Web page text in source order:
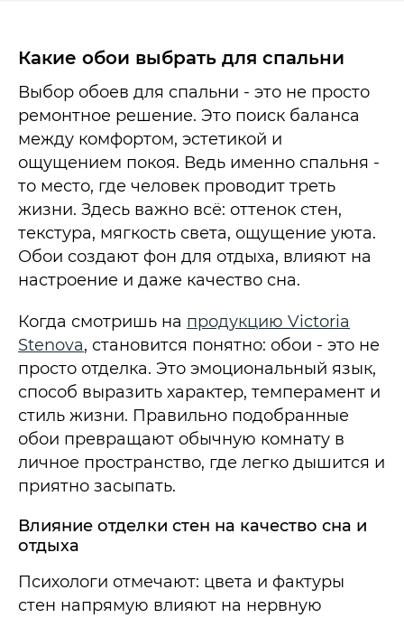
Какие обои выбрать для спальни
Выбор обоев для спальни - это не просто
ремонтное решение. Это поиск баланса
между комфортом, эстетикой и
ощущением покоя. Ведь именно спальня -
то место, где человек проводит треть
жизни. Здесь важно всё: оттенок стен,
текстура, мягкость света, ощущение уюта.
Обои создают фон для отдыха, влияют на
настроение и даже качество сна.
Когда смотришь на продукцию Victoria
Stenova, становится понятно: обои - это не
просто отделка. Это эмоциональный язык,
способ выразить характер, темперамент и
стиль жизни. Правильно подобранные
обои превращают обычную комнату в
личное пространство, где легко дышится и
приятно засыпать.
Влияние отделки стен на качество сна и
отдыха
Психологи отмечают: цвета и фактуры
стен напрямую влияют на нервную